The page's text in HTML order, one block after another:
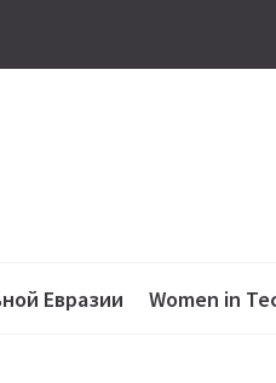
Евразии Women in